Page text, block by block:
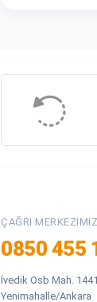
ÇAĞRI
0850 455
İvedik Osb Mah.
Yenimahalle/Ankara